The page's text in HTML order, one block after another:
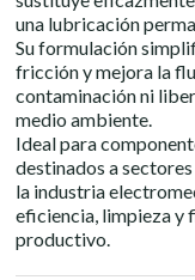
una lubricación
Su formulación
fricción y mejora la
contaminación ni
medio ambiente.
Ideal para
destinados a
la industria
eficiencia, limpieza y
productivo.